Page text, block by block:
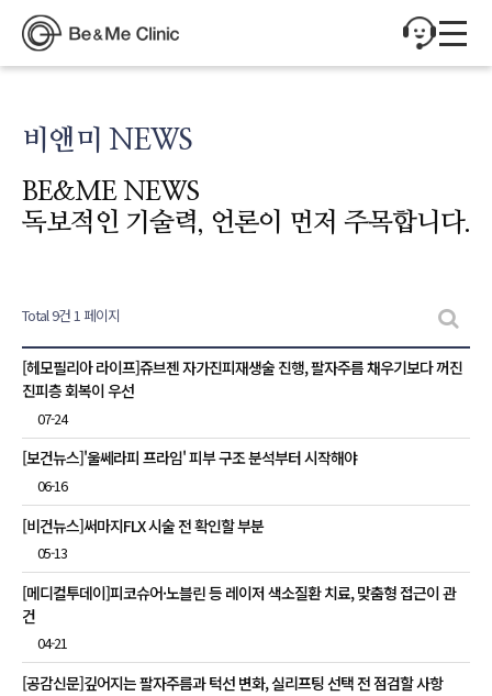
비앤미 NEWS
BE&ME NEWS
독보적인 기술력, 언론이 먼저 주목합니다.
Total 9건 1 페이지
비앤미 NEWS 목록
[헤모필리아 라이프]쥬브젠 자가진피재생술 진행, 팔자주름 채우기보다 꺼진
진피층 회복이 우선
07-24
[보건뉴스]'울쎄라피 프라임' 피부 구조 분석부터 시작해야
06-16
[비건뉴스]써마지FLX 시술 전 확인할 부분
05-13
[메디컬투데이]피코슈어·노블린 등 레이저 색소질환 치료, 맞춤형 접근이 관
건
04-21
[공감신문]깊어지는 팔자주름과 턱선 변화, 실리프팅 선택 전 점검할 사항